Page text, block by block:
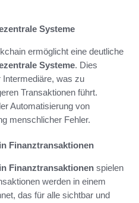
Systeme
ermöglicht eine deutliche
Systeme. Dies
Intermediäre, was zu
Transaktionen führt.
Automatisierung von
menschlicher Fehler.
Finanztransaktionen
Finanztransaktionen spielen
werden in einem
das für alle sichtbar und